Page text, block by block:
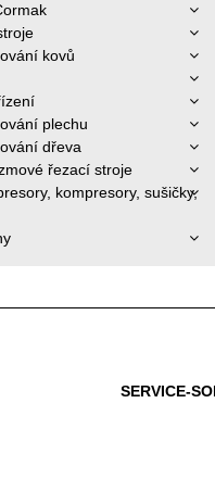
kovů
plechu
dřeva
řezací stroje
kompresory, sušičky,
SERVICE-